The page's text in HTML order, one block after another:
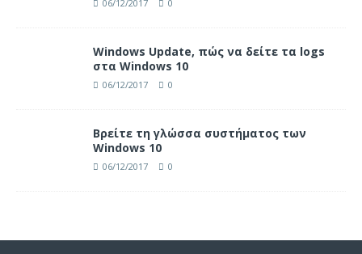
06/12/2017 0
Windows Update, πώς να δείτε τα logs
στα Windows 10
06/12/2017 0
Βρείτε τη γλώσσα συστήματος των
Windows 10
06/12/2017 0